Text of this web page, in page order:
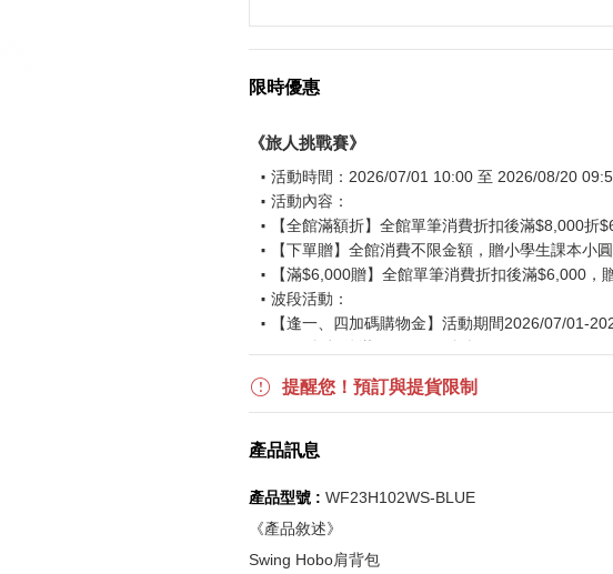
限時優惠
《旅人挑戰賽》
活動時間：2026/07/01 10:00 至 2026/08/20
活動內容：
【全館滿額折】全館單筆消費折扣後滿$8,000折
【下單贈】全館消費不限金額，贈小學生課本小
【滿$6,000贈】全館單筆消費折扣後滿$6,000，
波段活動：
【逢一、四加碼購物金】活動期間2026/07/01-
活動詳情請參見
實際折扣金額以系統顯示為準
提醒您！預訂與提貨限制
產品訊息
產品型號 : WF23H102WS-BLUE
《產品敘述》
Swing Hobo肩背包